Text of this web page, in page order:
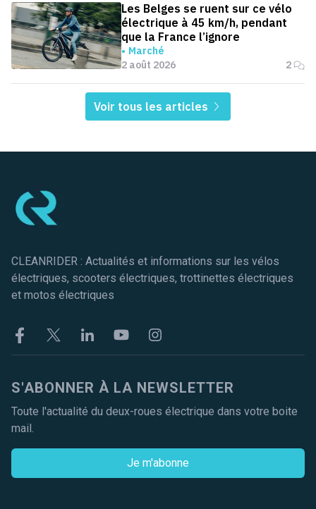
Les Belges se ruent sur ce vélo
électrique à 45 km/h, pendant
que la France l’ignore
Marché
2 août 2026
2
Voir tous les articles
CLEANRIDER : Actualités et informations sur les vélos
électriques, scooters électriques, trottinettes électriques
et motos électriques
FacebookTwitter LinkekinYoutubeInstagram
S'ABONNER À LA NEWSLETTER
Toute l'actualité du deux-roues électrique dans votre boite
mail.
Je m'abonne